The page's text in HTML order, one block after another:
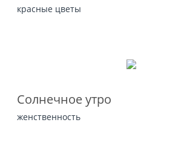
красные цветы
Солнечное утро
женственность